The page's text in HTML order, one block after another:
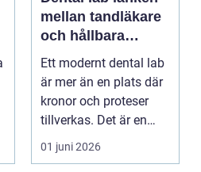
mellan tandläkare
och hållbara
leenden
Ett modernt dental lab
är mer än en plats där
kronor och proteser
tillverkas. Det är en
teknisk och ...
01 juni 2026